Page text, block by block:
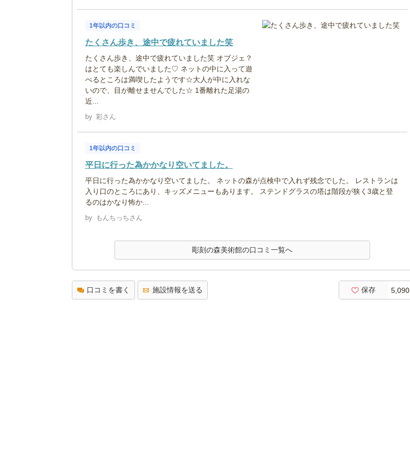
1年以内の口コミ
たくさん歩き、途中で疲れていました笑
たくさん歩き、途中で疲れていました笑 オブジェ？
はとても楽しんでいました♡ ネットの中に入って遊
べるところは満喫したようです☆大人が中に入れな
いので、目が離せませんでした☆ 1番離れた足湯の
近...
by 彩さん
1年以内の口コミ
平日に行った為かかなり空いてました。
平日に行った為かかなり空いてました。 ネットの森が点検中で入れず残念でした。 レストランは
入り口のところにあり、キッズメニューもあります。 ステンドグラスの塔は階段が狭く3歳と登
るのはかなり怖か...
by もんちっちさん
彫刻の森美術館の口コミ一覧へ
口コミを書く 施設情報を送る 保存 5,090